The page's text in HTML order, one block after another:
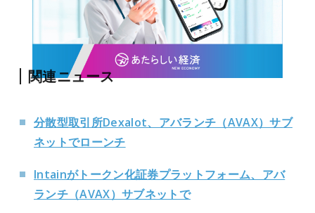
関連ニュース
分散型取引所Dexalot、アバランチ（AVAX）サブ
ネットでローンチ
Intainがトークン化証券プラットフォーム、アバ
ランチ（AVAX）サブネットで